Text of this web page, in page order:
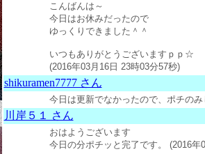
こんばんは～
今日はお休みだったので
ゆっくりできました＾＾
いつもありがとうございますｐｐ☆
(2016年03月16日 23時03分57秒)
shikuramen7777 さん
今日は更新でなかったので、ポチの
川岸５１ さん
おはようございます
今日の分ポチッと完了です。 (2016年